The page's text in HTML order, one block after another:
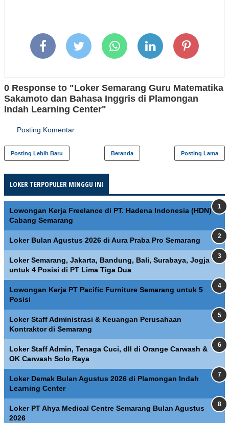
0 Response to "Loker Semarang Guru Matematika
Sakamoto dan Bahasa Inggris di Plamongan
Indah Learning Center"
Posting Komentar
Posting Lebih Baru Posting Lama
Beranda
LOKER TERPOPULER MINGGU INI
Lowongan Kerja Freelance di PT. Hadena Indonesia (HDN)
Cabang Semarang
Loker Bulan Agustus 2026 di Aura Praba Pro Semarang
Loker Semarang, Jakarta, Bandung, Bali, Surabaya, Jogja
untuk 4 Posisi di PT Lima Tiga Dua
Lowongan Kerja PT Pacific Furniture Semarang untuk 5
Posisi
Loker Staff Administrasi & Keuangan Perusahaan
Kontraktor di Semarang
Loker Staff Admin, Tenaga Cuci, dll di Orange Carwash &
OK Carwash Solo Raya
Loker Demak Bulan Agustus 2026 di Plamongan Indah
Learning Center
Loker PT Ahya Medical Centre Semarang Bulan Agustus
2026